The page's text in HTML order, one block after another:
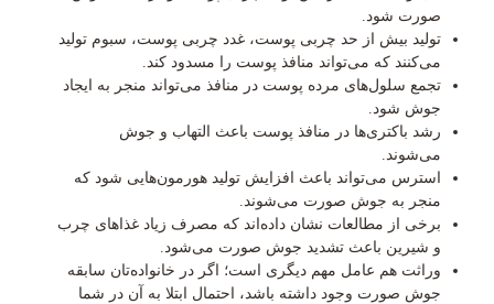
صورت شود.
تولید بیش از حد چربی پوست، غدد چربی پوست، سبوم تولید
می‌کنند که می‌تواند منافذ پوست را مسدود کند.
تجمع سلول‌های مرده پوست در منافذ می‌تواند منجر به ایجاد
جوش شود.
رشد باکتری‌ها در منافذ پوست باعث التهاب و جوش
می‌شوند.
استرس می‌تواند باعث افزایش تولید هورمون‌هایی شود که
منجر به جوش صورت می‌شوند.
برخی از مطالعات نشان داده‌اند که مصرف زیاد غذاهای چرب
و شیرین باعث تشدید جوش صورت می‌شود.
وراثت هم عامل مهم دیگری است؛ اگر در خانواده‌تان سابقه
جوش صورت وجود داشته باشد، احتمال ابتلا به آن در شما